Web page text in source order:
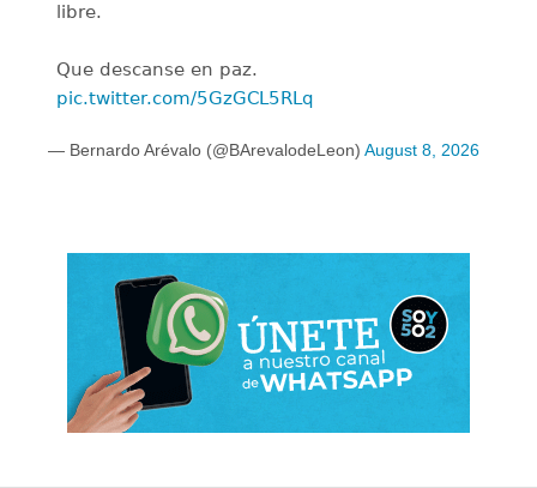
libre.
Que descanse en paz.
pic.twitter.com/5GzGCL5RLq
— Bernardo Arévalo (@BArevalodeLeon) August 8, 2026